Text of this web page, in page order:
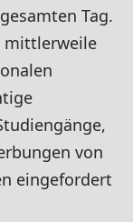
Tag.
mittlerweile
von
eingefordert